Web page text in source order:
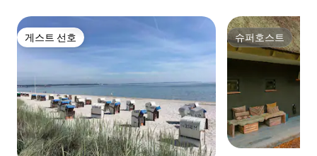
게스트 선호
게스트 선호 슈퍼호스트
슈퍼호스트